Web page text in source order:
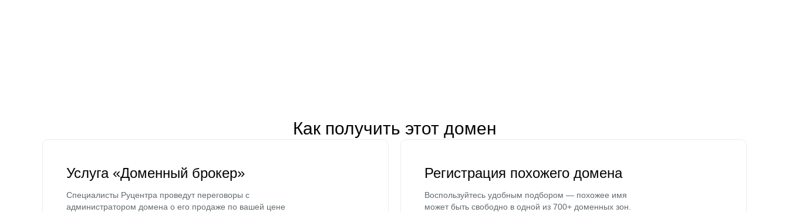
Как получить этот домен
Услуга «Доменный брокер»
Специалисты Руцентра проведут переговоры с
администратором домена о его продаже по вашей цене
Регистрация похожего домена
Воспользуйтесь удобным подбором — похожее имя
может быть свободно в одной из 700+ доменных зон.